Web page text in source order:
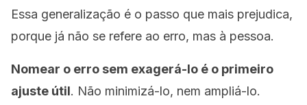
Essa generalização é o passo que mais prejudica,
porque já não se refere ao erro, mas à pessoa.
Nomear o erro sem exagerá-lo é o primeiro
ajuste útil. Não minimizá-lo, nem ampliá-lo.